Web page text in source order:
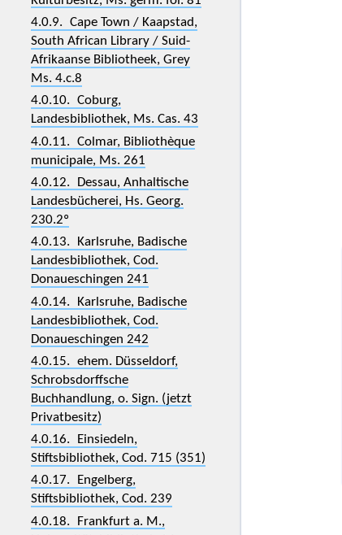
4.0.9. Cape Town / Kaapstad,
South African Library / Suid-
Afrikaanse Bibliotheek, Grey
Ms. 4.c.8
4.0.10. Coburg,
Landesbibliothek, Ms. Cas. 43
4.0.11. Colmar, Bibliothèque
municipale, Ms. 261
4.0.12. Dessau, Anhaltische
Landesbücherei, Hs. Georg.
230.2º
4.0.13. Karlsruhe, Badische
Landesbibliothek, Cod.
Donaueschingen 241
4.0.14. Karlsruhe, Badische
Landesbibliothek, Cod.
Donaueschingen 242
4.0.15. ehem. Düsseldorf,
Schrobsdorffsche
Buchhandlung, o. Sign. (jetzt
Privatbesitz)
4.0.16. Einsiedeln,
Stiftsbibliothek, Cod. 715 (351)
4.0.17. Engelberg,
Stiftsbibliothek, Cod. 239
4.0.18. Frankfurt a. M.,